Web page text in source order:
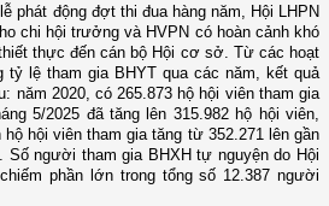
phát động đợt thi đua hàng năm, Hội LHPN
chi hội trưởng và HVPN có hoàn cảnh khó
thực đến cán bộ Hội cơ sở. Từ các hoạt
tỷ lệ tham gia BHYT qua các năm, kết quả
năm 2020, có 265.873 hộ hội viên tham gia
5/2025 đã tăng lên 315.982 hộ hội viên,
hội viên tham gia tăng từ 352.271 lên gần
Số người tham gia BHXH tự nguyện do Hội
phần lớn trong tổng số 12.387 người